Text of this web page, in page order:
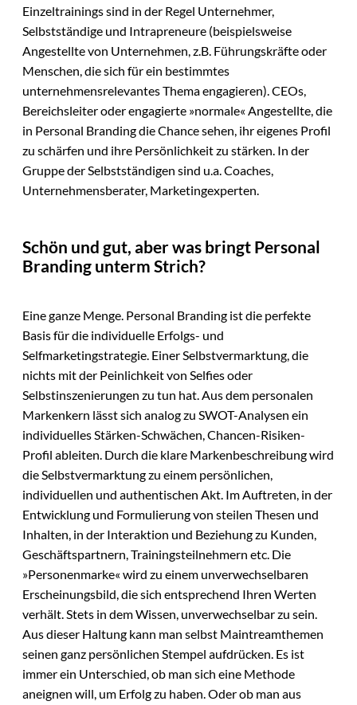
Einzeltrainings sind in der Regel Unternehmer,
Selbstständige und Intrapreneure (beispielsweise
Angestellte von Unternehmen, z.B. Führungskräfte oder
Menschen, die sich für ein bestimmtes
unternehmensrelevantes Thema engagieren). CEOs,
Bereichsleiter oder engagierte »normale« Angestellte, die
in Personal Branding die Chance sehen, ihr eigenes Profil
zu schärfen und ihre Persönlichkeit zu stärken. In der
Gruppe der Selbstständigen sind u.a. Coaches,
Unternehmensberater, Marketingexperten.
Schön und gut, aber was bringt Personal
Branding unterm Strich?
Eine ganze Menge. Personal Branding ist die perfekte
Basis für die individuelle Erfolgs- und
Selfmarketingstrategie. Einer Selbstvermarktung, die
nichts mit der Peinlichkeit von Selfies oder
Selbstinszenierungen zu tun hat. Aus dem personalen
Markenkern lässt sich analog zu SWOT-Analysen ein
individuelles Stärken-Schwächen, Chancen-Risiken-
Profil ableiten. Durch die klare Markenbeschreibung wird
die Selbstvermarktung zu einem persönlichen,
individuellen und authentischen Akt. Im Auftreten, in der
Entwicklung und Formulierung von steilen Thesen und
Inhalten, in der Interaktion und Beziehung zu Kunden,
Geschäftspartnern, Trainingsteilnehmern etc. Die
»Personenmarke« wird zu einem unverwechselbaren
Erscheinungsbild, die sich entsprechend Ihren Werten
verhält. Stets in dem Wissen, unverwechselbar zu sein.
Aus dieser Haltung kann man selbst Maintreamthemen
seinen ganz persönlichen Stempel aufdrücken. Es ist
immer ein Unterschied, ob man sich eine Methode
aneignen will, um Erfolg zu haben. Oder ob man aus